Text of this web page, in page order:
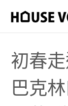
初春
巴克